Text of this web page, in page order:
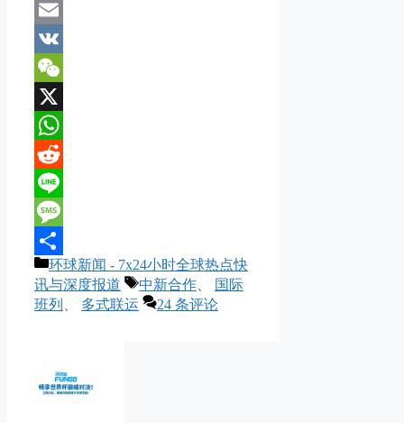
Mastodon
Email
VK
WeChat
X
WhatsApp
Reddit
Line
Message
分
享
分
类
环球新闻 - 7x24小时全球热点快
讯与深度报道
标
签
中新合作
国际
班列
多式联运 24 条评论